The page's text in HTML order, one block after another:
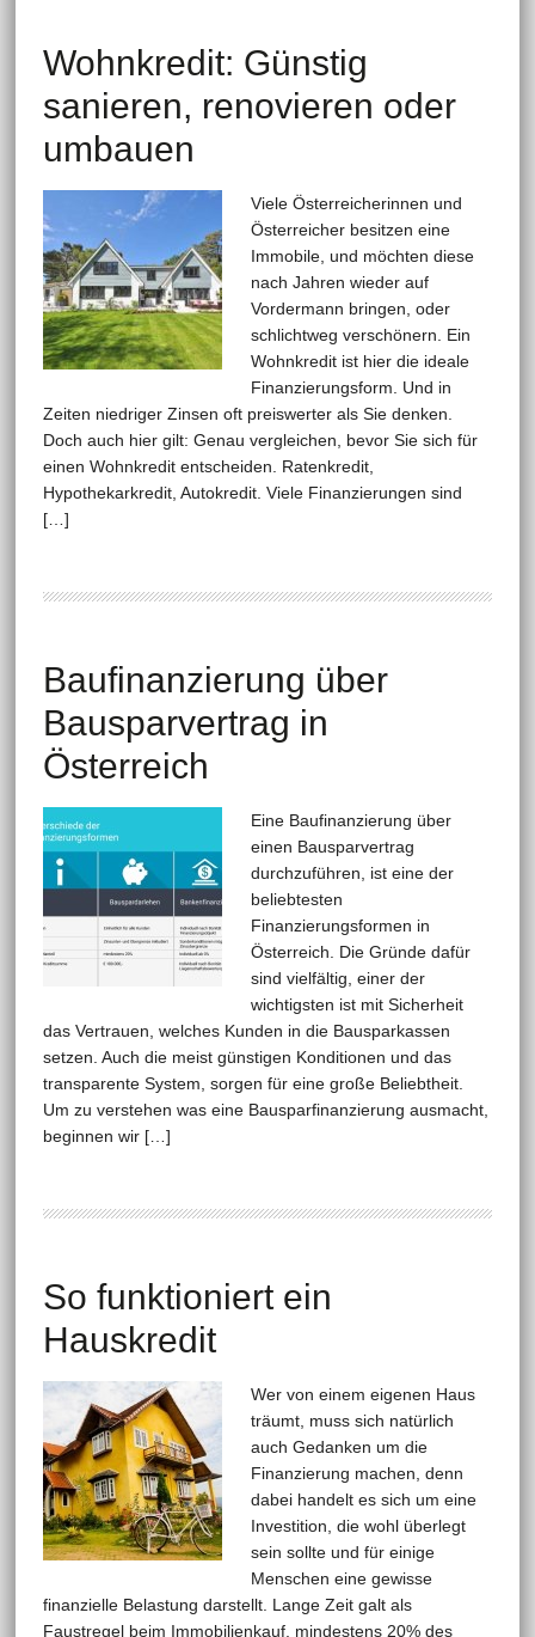
Wohnkredit: Günstig
sanieren, renovieren oder
umbauen
Viele Österreicherinnen und
Österreicher besitzen eine
Immobile, und möchten diese
nach Jahren wieder auf
Vordermann bringen, oder
schlichtweg verschönern. Ein
Wohnkredit ist hier die ideale
Finanzierungsform. Und in
Zeiten niedriger Zinsen oft preiswerter als Sie denken.
Doch auch hier gilt: Genau vergleichen, bevor Sie sich für
einen Wohnkredit entscheiden. Ratenkredit,
Hypothekarkredit, Autokredit. Viele Finanzierungen sind
[…]
Baufinanzierung über
Bausparvertrag in
Österreich
Eine Baufinanzierung über
einen Bausparvertrag
durchzuführen, ist eine der
beliebtesten
Finanzierungsformen in
Österreich. Die Gründe dafür
sind vielfältig, einer der
wichtigsten ist mit Sicherheit
das Vertrauen, welches Kunden in die Bausparkassen
setzen. Auch die meist günstigen Konditionen und das
transparente System, sorgen für eine große Beliebtheit.
Um zu verstehen was eine Bausparfinanzierung ausmacht,
beginnen wir […]
So funktioniert ein
Hauskredit
Wer von einem eigenen Haus
träumt, muss sich natürlich
auch Gedanken um die
Finanzierung machen, denn
dabei handelt es sich um eine
Investition, die wohl überlegt
sein sollte und für einige
Menschen eine gewisse
finanzielle Belastung darstellt. Lange Zeit galt als
Faustregel beim Immobilienkauf, mindestens 20% des